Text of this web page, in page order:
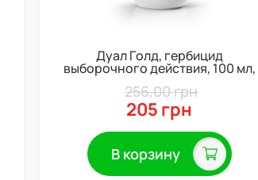
Дуал Голд, гербицид
выборочного действия, 100 мл,
205 грн
256,00 грн
В корзину